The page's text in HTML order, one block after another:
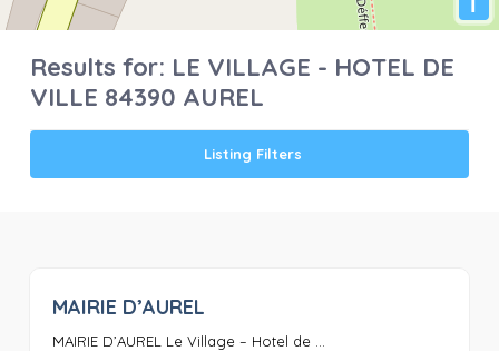
Results for: LE VILLAGE - HOTEL DE
VILLE 84390 AUREL
Listing Filters
MAIRIE D’AUREL
MAIRIE D’AUREL Le Village – Hotel de ...